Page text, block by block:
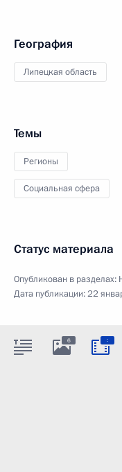
География
Липецкая область
Темы
Регионы
Социальная сфера
Статус материала
Опубликован в разделах:
Дата публикации:22
6 :